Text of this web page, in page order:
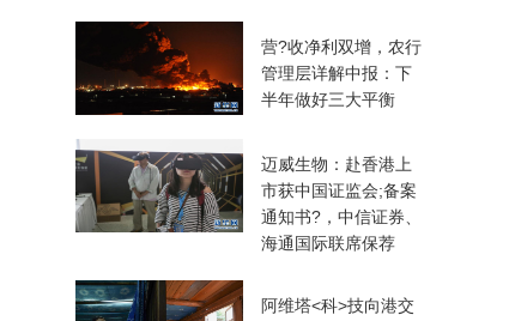
营?收净利双增，农行
管理层详解中报：下
半年做好三大平衡
迈威生物：赴香港上
市获中国证监会;备案
通知书?，中信证券、
海通国际联席保荐
阿维塔<科>技向港交